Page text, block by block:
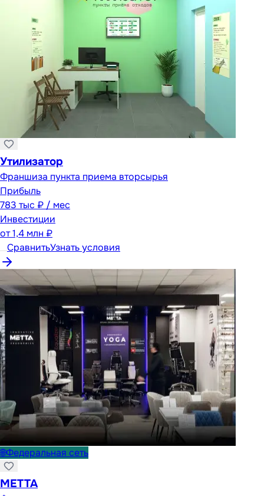
Утилизатор
Франшиза пункта приема вторсырья
Прибыль
783 тыс ₽ / мес
Инвестиции
от1,4 млн ₽
СравнитьУзнать условия
🌐Федеральная сеть
METTA